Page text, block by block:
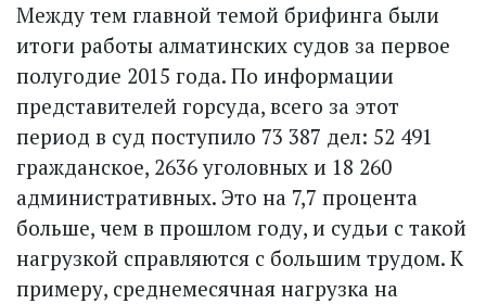
Между тем главной темой брифинга были
итоги работы алматинских судов за первое
полугодие 2015 года. По информации
представителей горсуда, всего за этот
период в суд поступило 73 387 дел: 52 491
гражданское, 2636 уголовных и 18 260
административных. Это на 7,7 процента
больше, чем в прошлом году, и судьи с такой
нагрузкой справляют­ся с большим трудом. К
примеру, среднемесячная нагрузка на